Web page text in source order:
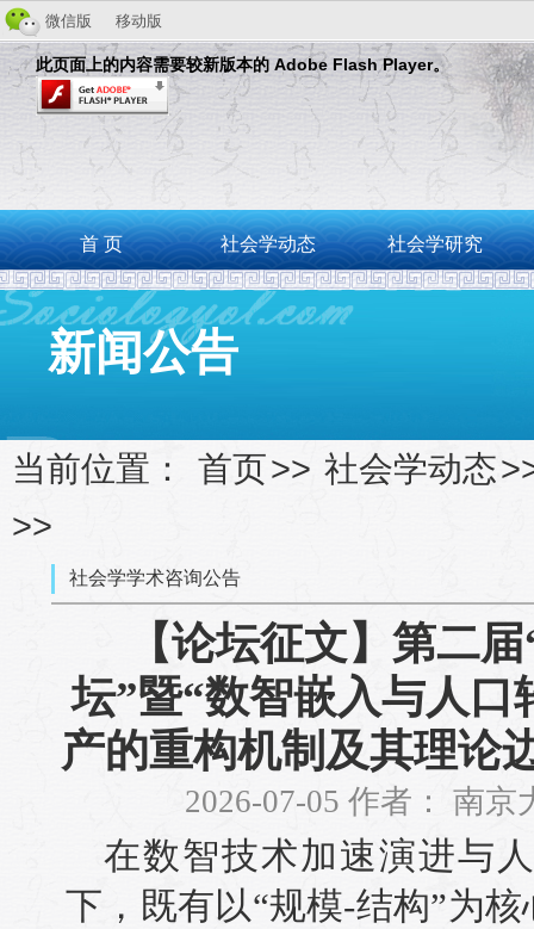
微信版 移动版
此页面上的内容需要较新版本的 Adobe Flash Player。
首 页 社会学动态 社会学研究
新闻公告
当前位置： 首页>> 社会学动态
>>
社会学学术咨询公告
【论坛征文】第二
坛”暨“数智嵌入与人口
产的重构机制及其理论
2026-07-05 作者： 南京
在数智技术加速演进与
下，既有以“规模-结构”为